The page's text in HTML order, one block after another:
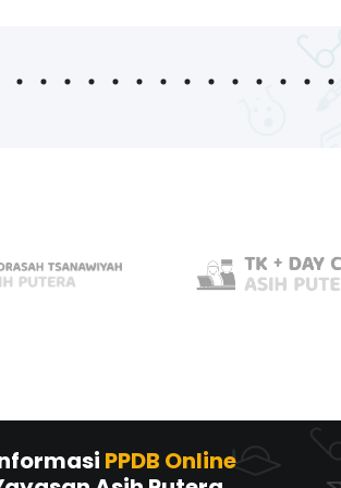
333435363738394041 42434445
PPDB Online